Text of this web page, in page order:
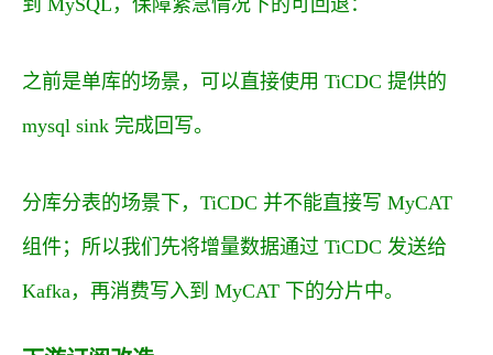
之前是单库的场景，可以直接使用 TiCDC 提供的
mysql sink 完成回写。
分库分表的场景下，TiCDC 并不能直接写 MyCAT
组件；所以我们先将增量数据通过 TiCDC 发送给
Kafka，再消费写入到 MyCAT 下的分片中。